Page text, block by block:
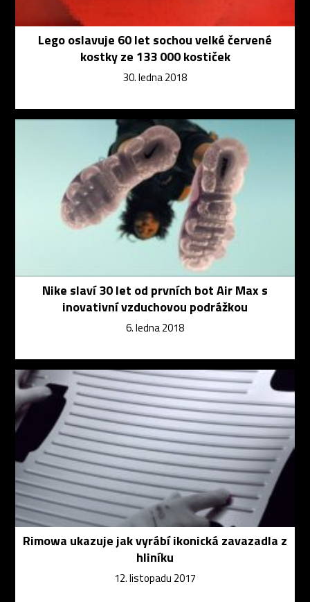
Lego oslavuje 60 let sochou velké červené
kostky ze 133 000 kostiček
30. ledna 2018
Nike slaví 30 let od prvních bot Air Max s
inovativní vzduchovou podrážkou
6. ledna 2018
Rimowa ukazuje jak vyrábí ikonická zavazadla z
hliníku
12. listopadu 2017